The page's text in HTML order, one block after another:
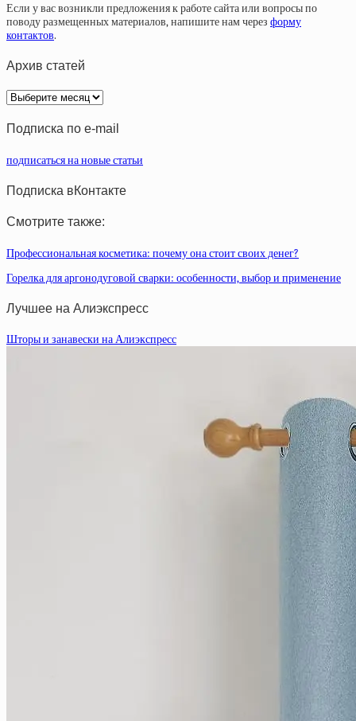
Если у вас возникли предложения к работе сайта или вопросы по
поводу размещенных материалов, напишите нам через форму
контактов.
Архив статей
Архив
статей
Подписка по e-mail
подписаться на новые статьи
Подписка вКонтакте
Смотрите также:
Профессиональная косметика: почему она стоит своих денег?
Горелка для аргонодуговой сварки: особенности, выбор и применение
Лучшее на Алиэкспресс
Шторы и занавески на Алиэкспресс